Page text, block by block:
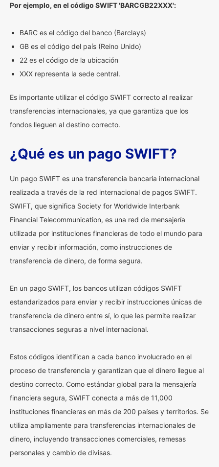
Por ejemplo, en el código SWIFT 'BARCGB22XXX':
BARC es el código del banco (Barclays)
GB es el código del país (Reino Unido)
22 es el código de la ubicación
XXX representa la sede central.
Es importante utilizar el código SWIFT correcto al realizar
transferencias internacionales, ya que garantiza que los
fondos lleguen al destino correcto.
¿Qué es un pago SWIFT?
Un pago SWIFT es una transferencia bancaria internacional
realizada a través de la red internacional de pagos SWIFT.
SWIFT, que significa Society for Worldwide Interbank
Financial Telecommunication, es una red de mensajería
utilizada por instituciones financieras de todo el mundo para
enviar y recibir información, como instrucciones de
transferencia de dinero, de forma segura.
En un pago SWIFT, los bancos utilizan códigos SWIFT
estandarizados para enviar y recibir instrucciones únicas de
transferencia de dinero entre sí, lo que les permite realizar
transacciones seguras a nivel internacional.
Estos códigos identifican a cada banco involucrado en el
proceso de transferencia y garantizan que el dinero llegue al
destino correcto. Como estándar global para la mensajería
financiera segura, SWIFT conecta a más de 11,000
instituciones financieras en más de 200 países y territorios. Se
utiliza ampliamente para transferencias internacionales de
dinero, incluyendo transacciones comerciales, remesas
personales y cambio de divisas.